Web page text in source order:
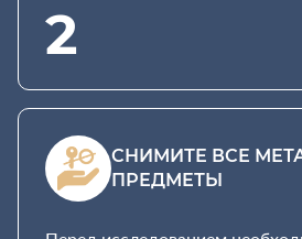
2
СНИМИТЕ ВСЕ
ПРЕДМЕТЫ